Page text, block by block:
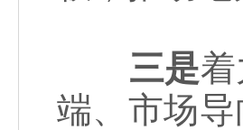
三是
端、市场